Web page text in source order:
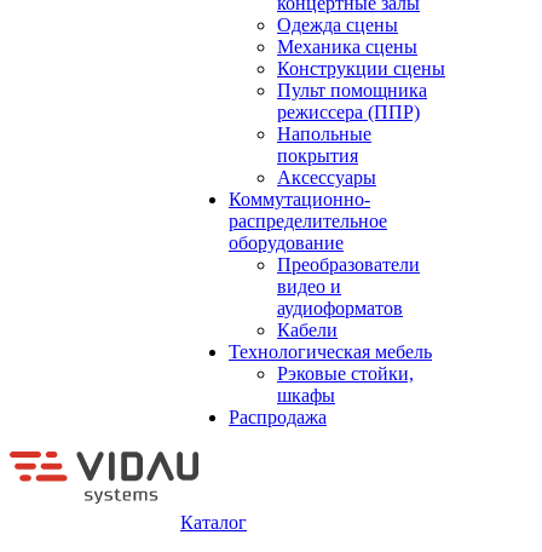
Одежда сцены
Механика сцены
Конструкции сцены
Пульт помощника
режиссера (ППР)
Напольные
покрытия
Аксессуары
Коммутационно-
распределительное
оборудование
Преобразователи
видео и
аудиоформатов
Кабели
Технологическая мебель
Рэковые стойки,
шкафы
Распродажа
Каталог